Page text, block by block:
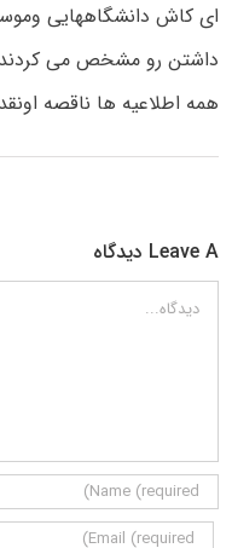
ای کاش دانشگاههایی
داشتن رو مشخص می کردند
همه اطلاعیه ها ناقصه
Leave A دیدگاه
دیدگاه